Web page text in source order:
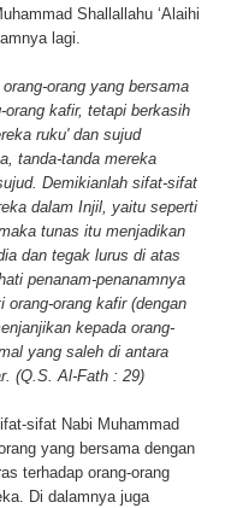
Shallallahu ‘Alaihi
lagi.
orang yang bersama
orang kafir, tetapi berkasih
ruku' dan sujud
tanda-tanda mereka
Demikianlah sifat-sifat
dalam Injil, yaitu seperti
tunas itu menjadikan
dan tegak lurus di atas
penanam-penanamnya
orang-orang kafir (dengan
kepada orang-
yang saleh di antara
(Q.S. Al-Fath : 29)
sifat Nabi Muhammad
yang bersama dengan
terhadap orang-orang
Di dalamnya juga